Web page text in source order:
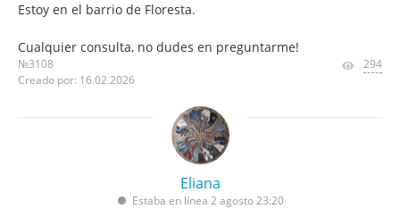
Estoy en el barrio de Floresta.
Cualquier consulta, no dudes en preguntarme!
№3108
Creado por: 16.02.2026
294
Eliana
Estaba en línea 2 agosto 23:20